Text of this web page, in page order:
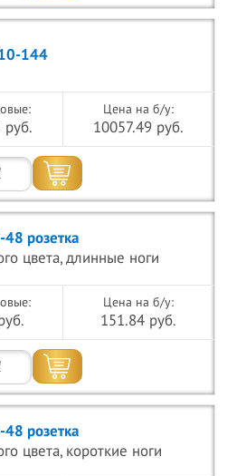
144
руб.
Цена на б/у:
10057.49 руб.
розетка
цвета, длинные ноги
Цена на б/у:
151.84 руб.
розетка
цвета, короткие ноги